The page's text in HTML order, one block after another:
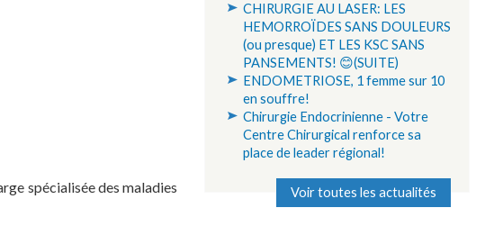
spécialisée des maladies
CHIRURGIE AU LASER: LES
HEMORROÏDES SANS DOULEURS
(ou presque) ET LES KSC SANS
PANSEMENTS! 😊(SUITE)
ENDOMETRIOSE, 1 femme sur 10
en souffre!
Chirurgie Endocrinienne - Votre
Centre Chirurgical renforce sa
place de leader régional!
Voir toutes les actualités